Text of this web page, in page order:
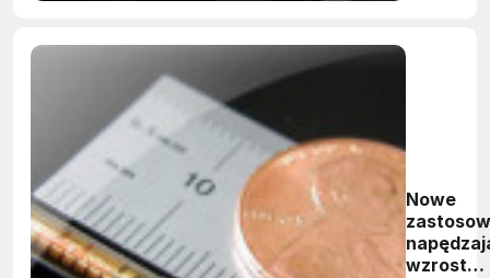
Nowe
wzrost